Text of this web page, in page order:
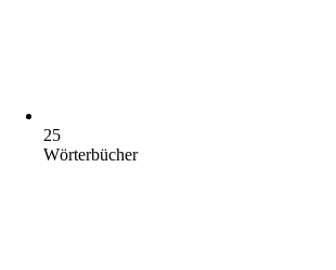
25
Wörterbücher